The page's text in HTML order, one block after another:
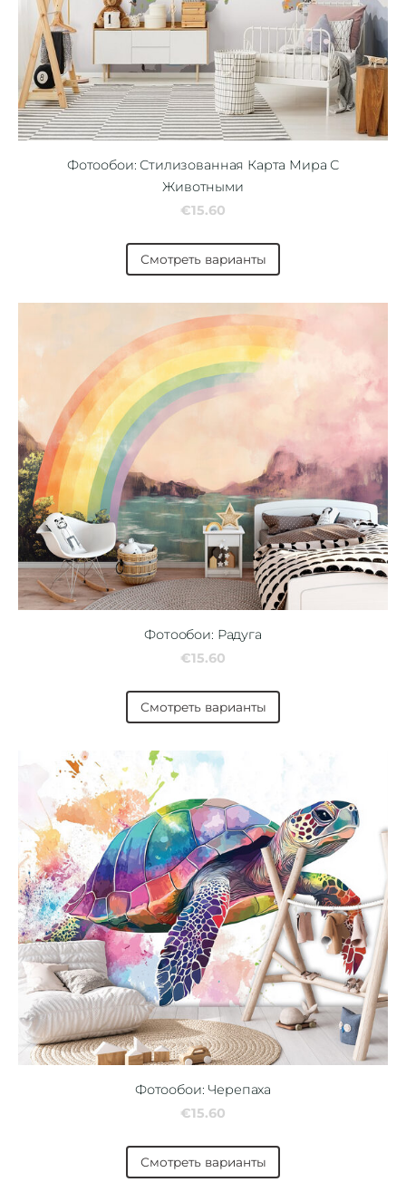
Фотообои: Стилизованная Карта Мира С
Животными
€15.60
Смотреть варианты
Фотообои: Радуга
€15.60
Смотреть варианты
Фотообои: Черепаха
€15.60
Смотреть варианты